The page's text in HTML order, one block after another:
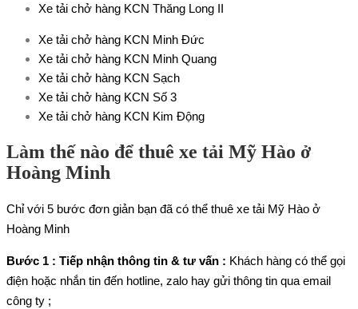
Xe tải chở hàng KCN Thăng Long II
Xe tải chở hàng KCN Minh Đức
Xe tải chở hàng KCN Minh Quang
Xe tải chở hàng KCN Sạch
Xe tải chở hàng KCN Số 3
Xe tải chở hàng KCN Kim Động
Làm thế nào để thuê xe tải Mỹ Hào ở
Hoàng Minh
Chỉ với 5 bước đơn giản bạn đã có thể thuê xe tải Mỹ Hào ở
Hoàng Minh
Bước 1 : Tiếp nhận thông tin & tư vấn : Khách hàng có thể gọi
điện hoặc nhắn tin đến hotline, zalo hay gửi thông tin qua email
công ty ;